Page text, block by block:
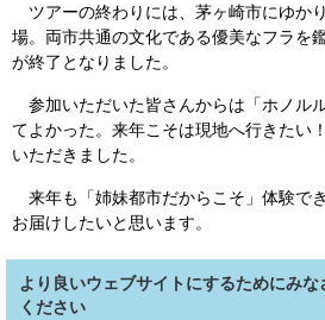
ツアーの終わりには、茅ヶ崎市にゆか
場。両市共通の文化である優美なフラを
が終了となりました。
参加いただいた皆さんからは「ホノル
てよかった。来年こそは現地へ行きたい
いただきました。
来年も「姉妹都市だからこそ」体験で
お届けしたいと思います。
より良いウェブサイトにするためにみ
ください